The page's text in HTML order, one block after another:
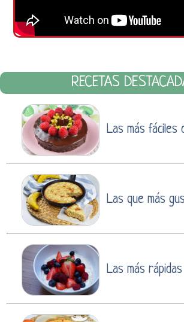
RECETAS
Las más fáciles
Las que más
Las más